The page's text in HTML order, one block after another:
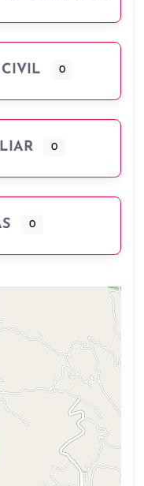
CIVIL 0
0
0